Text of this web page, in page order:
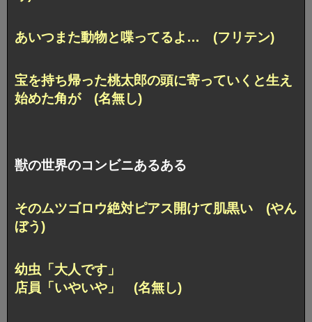
あいつまた動物と喋ってるよ… (フリテン)
宝を持ち帰った桃太郎の頭に寄っていくと生え
始めた角が (名無し)
獣の世界のコンビニあるある
そのムツゴロウ絶対ピアス開けて肌黒い (やん
ぼう)
幼虫「大人です」
店員「いやいや」 (名無し)